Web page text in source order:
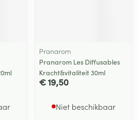
Pranarom
Pranarom Les Diffusables
Kracht&vitaliteit 30ml
€ 19,50
Niet beschikbaar